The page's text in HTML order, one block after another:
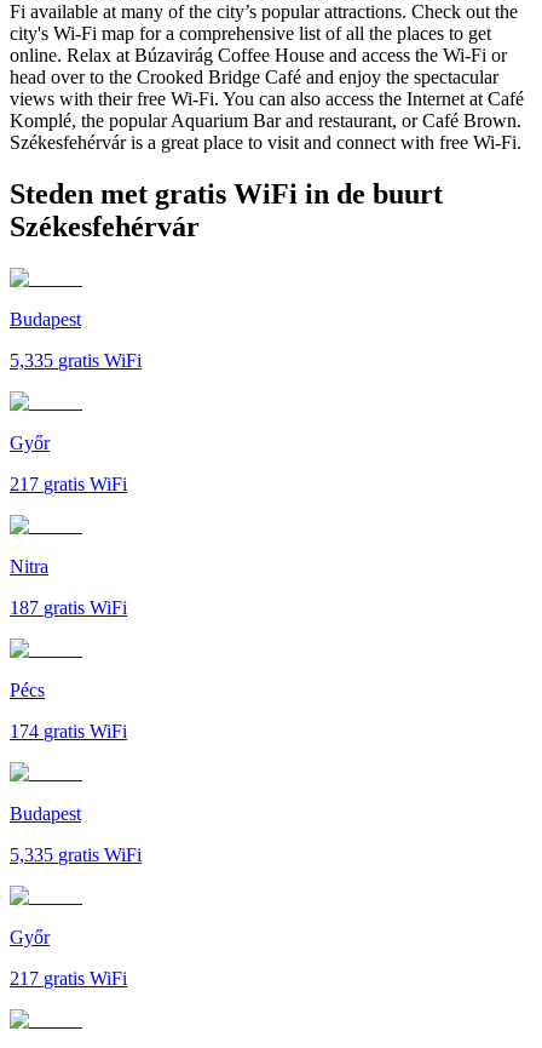
Fi available at many of the city’s popular attractions. Check out the
city's Wi-Fi map for a comprehensive list of all the places to get
online. Relax at Búzavirág Coffee House and access the Wi-Fi or
head over to the Crooked Bridge Café and enjoy the spectacular
views with their free Wi-Fi. You can also access the Internet at Café
Komplé, the popular Aquarium Bar and restaurant, or Café Brown.
Székesfehérvár is a great place to visit and connect with free Wi-Fi.
Steden met gratis WiFi in de buurt
Székesfehérvár
Budapest
5,335 gratis WiFi
Győr
217 gratis WiFi
Nitra
187 gratis WiFi
Pécs
174 gratis WiFi
Budapest
5,335 gratis WiFi
Győr
217 gratis WiFi